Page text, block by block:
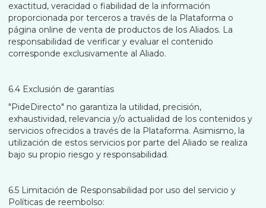
exactitud, veracidad o fiabilidad de la información
proporcionada por terceros a través de la Plataforma o
página online de venta de productos de los Aliados. La
responsabilidad de verificar y evaluar el contenido
corresponde exclusivamente al Aliado.
6.4 Exclusión de garantías
"PideDirecto" no garantiza la utilidad, precisión,
exhaustividad, relevancia y/o actualidad de los contenidos y
servicios ofrecidos a través de la Plataforma. Asimismo, la
utilización de estos servicios por parte del Aliado se realiza
bajo su propio riesgo y responsabilidad.
6.5 Limitación de Responsabilidad por uso del servicio y
Políticas de reembolso: